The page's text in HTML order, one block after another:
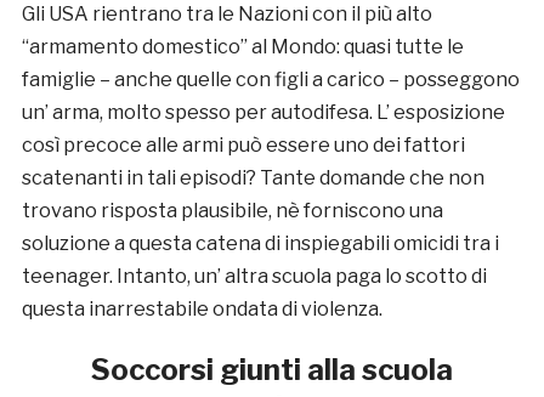
Gli USA rientrano tra le Nazioni con il più alto
“armamento domestico” al Mondo: quasi tutte le
famiglie – anche quelle con figli a carico – posseggono
un’ arma, molto spesso per autodifesa. L’ esposizione
così precoce alle armi può essere uno dei fattori
scatenanti in tali episodi? Tante domande che non
trovano risposta plausibile, nè forniscono una
soluzione a questa catena di inspiegabili omicidi tra i
teenager. Intanto, un’ altra scuola paga lo scotto di
questa inarrestabile ondata di violenza.
Soccorsi giunti alla scuola